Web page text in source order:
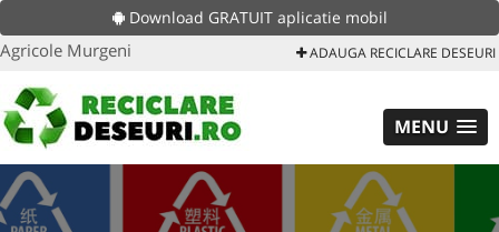
Download GRATUIT aplicatie mobil
Agricole Murgeni ADAUGA RECICLARE DESEURI
MENU